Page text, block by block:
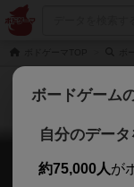
ボードゲーム
自分のデー
約75,000人が